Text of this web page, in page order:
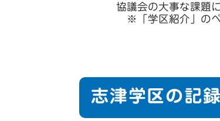
協議会の大事な課題
※「学区紹介」のペ
志津学区の記録